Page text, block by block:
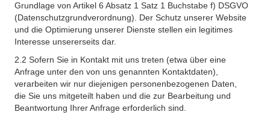
Grundlage von Artikel 6 Absatz 1 Satz 1 Buchstabe f) DSGVO
(Datenschutzgrundverordnung). Der Schutz unserer Website
und die Optimierung unserer Dienste stellen ein legitimes
Interesse unsererseits dar.
2.2 Sofern Sie in Kontakt mit uns treten (etwa über eine
Anfrage unter den von uns genannten Kontaktdaten),
verarbeiten wir nur diejenigen personenbezogenen Daten,
die Sie uns mitgeteilt haben und die zur Bearbeitung und
Beantwortung Ihrer Anfrage erforderlich sind.